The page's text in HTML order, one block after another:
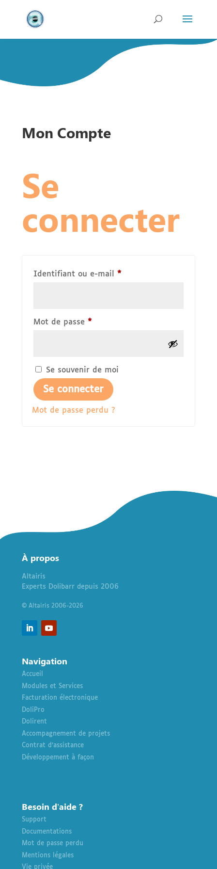
Mon Compte
Se
connecter
Identifiant ou e-mail *Obligatoire
Mot de passe *Obligatoire
Se souvenir de moi
Se connecter
Mot de passe perdu ?
Àpropos
Altairis
Experts Dolibarr depuis 2006
© Altairis 2006-2026
Navigation
Accueil
Modules et Services
Facturation électronique
DoliPro
Dolirent
Accompagnement de projets
Contrat d’assistance
Développement à façon
Besoin d’aide ?
Support
Documentations
Mot de passe perdu
Mentions légales
Vie privée